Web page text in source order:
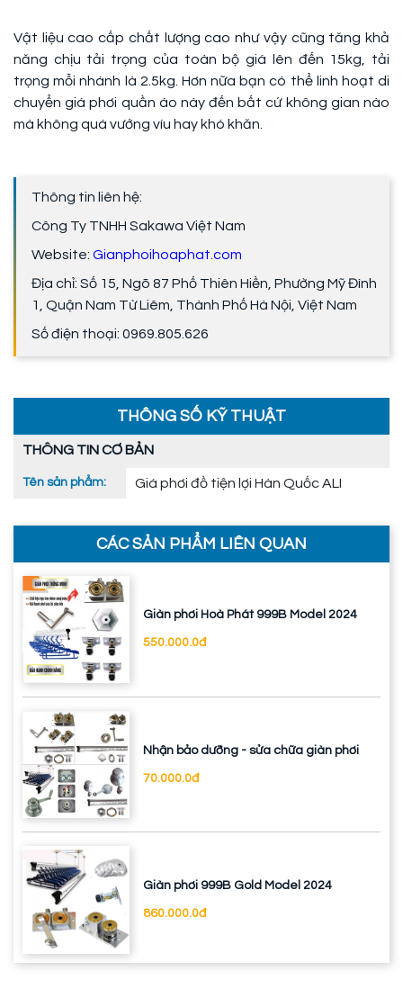
Vật liệu cao cấp chất lượng cao như vậy cũng tăng khả
năng chịu tải trọng của toàn bộ giá lên đến 15kg, tải
trọng mỗi nhánh là 2.5kg. Hơn nữa bạn có thể linh hoạt di
chuyển giá phơi quần áo này đến bất cứ không gian nào
mà không quá vướng víu hay khó khăn.
Thông tin liên hệ:
Công Ty TNHH Sakawa Việt Nam
Website: Gianphoihoaphat.com
Địa chỉ: Số 15, Ngõ 87 Phố Thiên Hiền, Phường Mỹ Đình
1, Quận Nam Từ Liêm, Thành Phố Hà Nội, Việt Nam
Số điện thoại: 0969.805.626
THÔNG SỐ KỸ THUẬT
THÔNG TIN CƠ BẢN
Tên sản phẩm: Giá phơi đồ tiện lợi Hàn Quốc ALI
CÁC SẢN PHẨM LIÊN QUAN
Giàn phơi Hoà Phát 999B Model 2024
550.000.0đ
Nhận bảo dưỡng - sửa chữa giàn phơi
70.000.0đ
Giàn phơi 999B Gold Model 2024
860.000.0đ